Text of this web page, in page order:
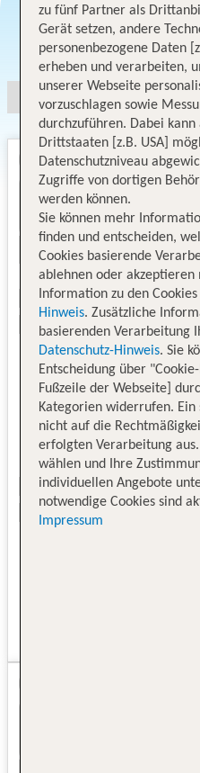
zu fünf Partner als
Gerät setzen, andere
personenbezogene Daten
erheben und verarbeiten,
unserer Webseite
vorzuschlagen sowie
durchzuführen. Dabei
Drittstaaten [z.B. USA]
Datenschutzniveau
Zugriffe von dortigen
werden können.
Sie können mehr
finden und entscheiden,
Cookies basierende
ablehnen oder
Information zu den
Hinweis. Zusätzliche
basierenden Verarbeitung
Datenschutz-Hinweis. Sie
Entscheidung über
Fußzeile der Webseite]
Kategorien widerrufen.
nicht auf die
erfolgten Verarbeitung
wählen und Ihre
individuellen Angebote
notwendige Cookies sind
Impressum